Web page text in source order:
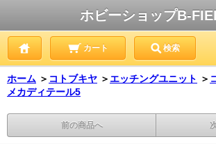
ホビーショップB-
カート 検索
ホーム ＞ コトブキヤ ＞ エッチングユニット ＞
メカディテール5
前の商品へ